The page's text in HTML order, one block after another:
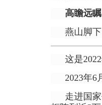
高瞻远
燕山脚
这是
2023年
走进国